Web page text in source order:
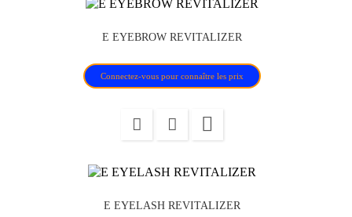
E EYEBROW REVITALIZER
Connectez-vous pour connaître les prix

E EYELASH REVITALIZER